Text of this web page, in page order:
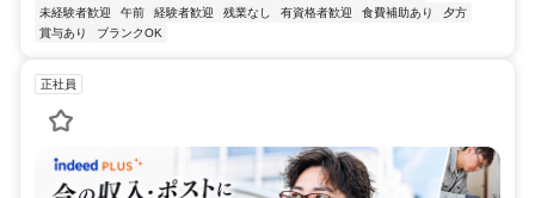
未経験者歓迎
午前 経験者歓迎 残業なし 有資格者歓迎 食費補助あり
夕方
賞与あり
ブランクOK
正社員